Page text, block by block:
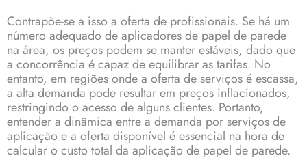
Contrapõe-se a isso a oferta de profissionais. Se há um
número adequado de aplicadores de papel de parede
na área, os preços podem se manter estáveis, dado que
a concorrência é capaz de equilibrar as tarifas. No
entanto, em regiões onde a oferta de serviços é escassa,
a alta demanda pode resultar em preços inflacionados,
restringindo o acesso de alguns clientes. Portanto,
entender a dinâmica entre a demanda por serviços de
aplicação e a oferta disponível é essencial na hora de
calcular o custo total da aplicação de papel de parede.